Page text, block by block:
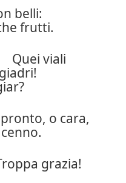
belli:
frutti.
Quei viali
o cara,
grazia!